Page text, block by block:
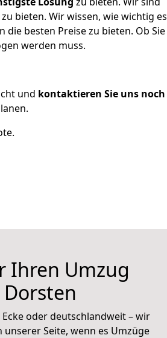
bieten. Wir wissen, wie wichtig es
besten Preise zu bieten. Ob Sie
werden muss.
und kontaktieren Sie uns noch
Ihren Umzug
oder deutschlandweit – wir
unserer Seite, wenn es Umzüge